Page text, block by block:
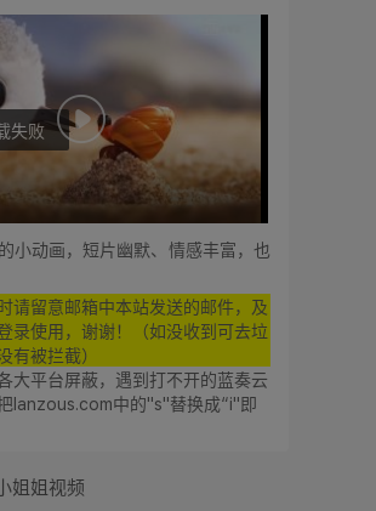
0:00 0:00
失败
小动画，短片幽默、情感丰富，也
请留意邮箱中本站发送的邮件，及
录使用，谢谢！（如没收到可去垃
有被拦截）
大平台屏蔽，遇到打不开的蓝奏云
lanzous.com中的"s"替换成“i"即
姐姐视频